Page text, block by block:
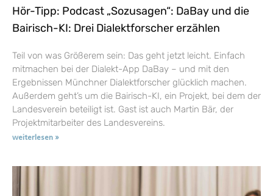
Hör-Tipp: Podcast „Sozusagen“: DaBay und die
Bairisch-KI: Drei Dialektforscher erzählen
Teil von was Größerem sein: Das geht jetzt leicht. Einfach
mitmachen bei der Dialekt-App DaBay – und mit den
Ergebnissen Münchner Dialektforscher glücklich machen.
Außerdem geht’s um die Bairisch-KI, ein Projekt, bei dem der
Landesverein beteiligt ist. Gast ist auch Martin Bär, der
Projektmitarbeiter des Landesvereins.
weiterlesen »